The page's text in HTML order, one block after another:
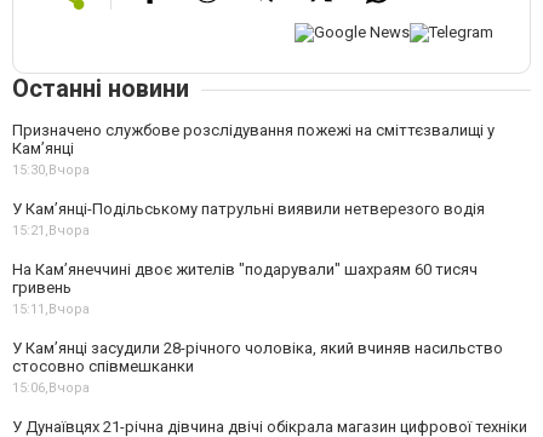
Останні новини
Призначено службове розслідування пожежі на сміттєзвалищі у
Кам’янці
15:30,Вчора
У Кам’янці-Подільському патрульні виявили нетверезого водія
15:21,Вчора
На Камʼянеччині двоє жителів "подарували" шахраям 60 тисяч
гривень
15:11,Вчора
У Камʼянці засудили 28-річного чоловіка, який вчиняв насильство
стосовно співмешканки
15:06,Вчора
У Дунаївцях 21-річна дівчина двічі обікрала магазин цифрової техніки